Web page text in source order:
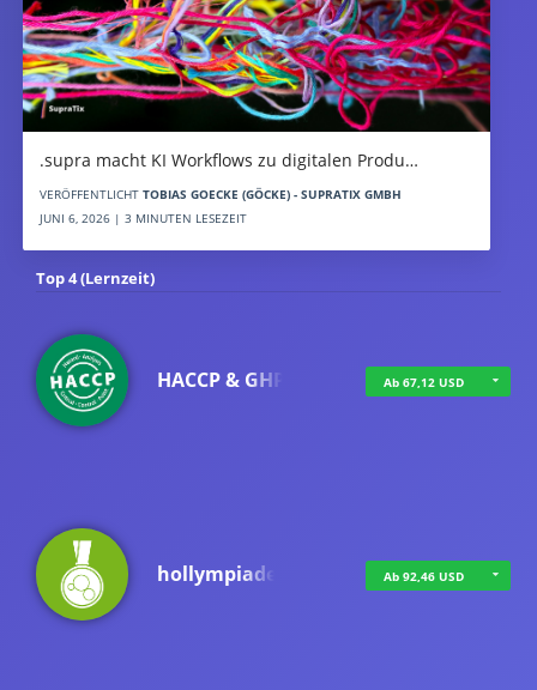
.supra macht KI Workflows zu digitalen Produ…
VERÖFFENTLICHT TOBIAS GOECKE (GÖCKE) - SUPRATIX GMBH
JUNI 6, 2026 | 3 MINUTEN LESEZEIT
Top 4 (Lernzeit)
HACCP & GHP Ab 67,12 USD
hollympiade Ab 92,46 USD